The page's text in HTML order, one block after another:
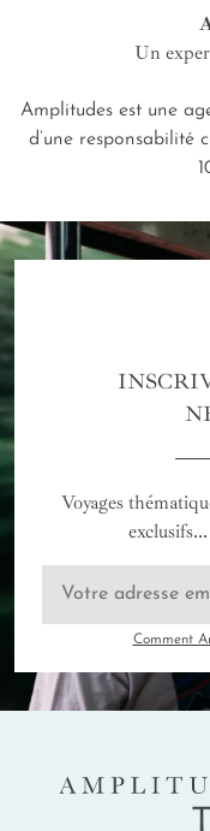
Un
Amplitudes est une
d’une responsabilité
Voyages
Comment